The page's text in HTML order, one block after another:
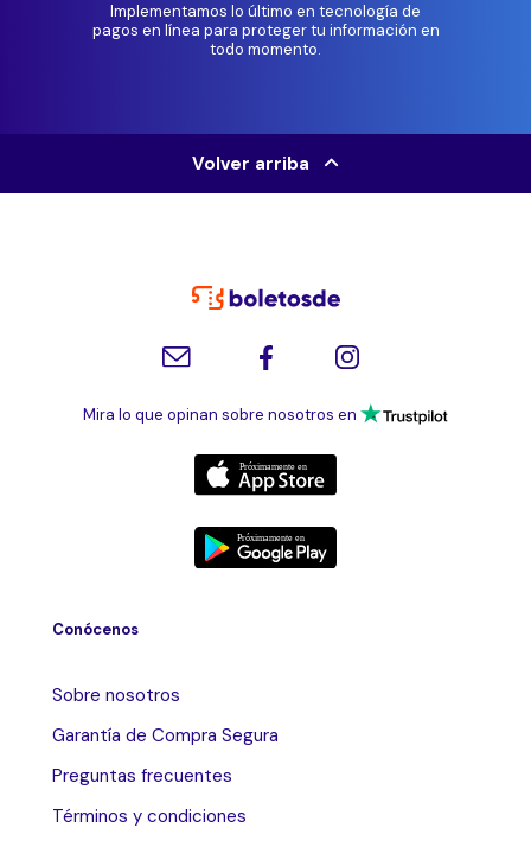
Implementamos lo último en tecnología de
pagos en línea para proteger tu información en
todo momento.
Volver arriba
Mira lo que opinan sobre nosotros en
Conócenos
Sobre nosotros
Garantía de Compra Segura
Preguntas frecuentes
Términos y condiciones